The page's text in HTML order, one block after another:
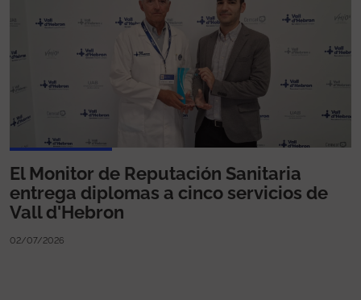
El Monitor de Reputación Sanitaria
entrega diplomas a cinco servicios de
Vall d'Hebron
02/07/2026